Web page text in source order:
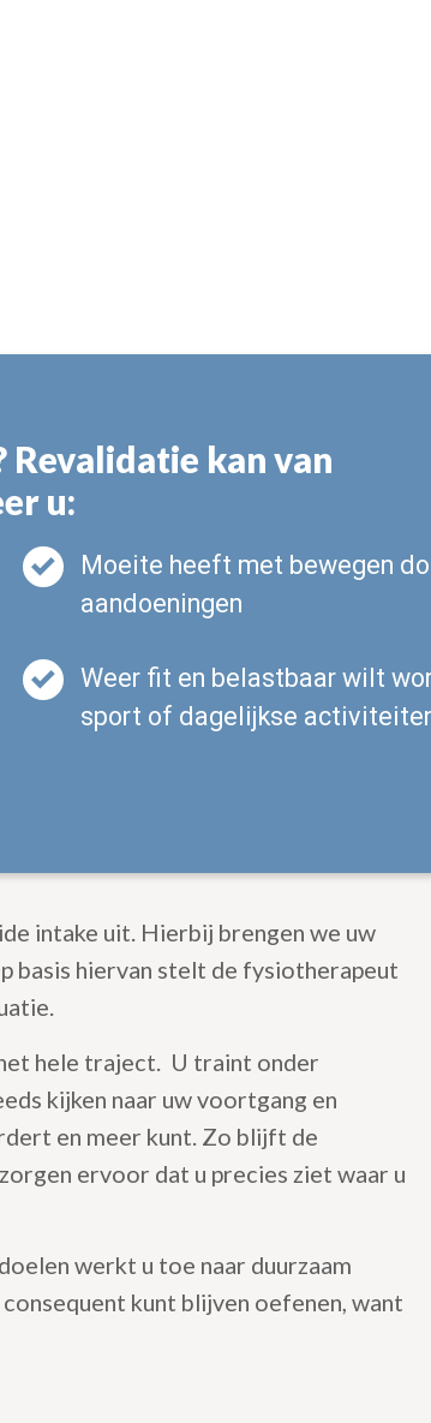
Revalidatie kan van
u:
Moeite heeft met bewegen
aandoeningen
Weer fit en belastbaar wilt
sport of dagelijkse
intake uit. Hierbij brengen we uw
basis hiervan stelt de fysiotherapeut
hele traject. U traint onder
kijken naar uw voortgang en
en meer kunt. Zo blijft de
ervoor dat u precies ziet waar u
werkt u toe naar duurzaam
kunt blijven oefenen, want